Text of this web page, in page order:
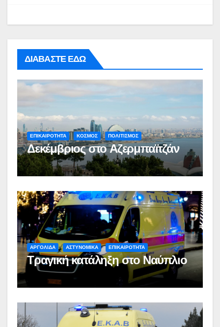
ΔΙΑΒΑΣΤΕ ΕΔΩ
ΕΠΙΚΑΙΡΟΤΗΤΑ ΚΟΣΜΟΣ ΠΟΛΙΤΙΣΜΟΣ
Δεκέμβριος στο Αζερμπαϊτζάν
ΑΡΓΟΛΙΔΑ ΑΣΤΥΝΟΜΙΚΑ ΕΠΙΚΑΙΡΟΤΗΤΑ
Τραγική κατάληξη στο Ναύπλιο